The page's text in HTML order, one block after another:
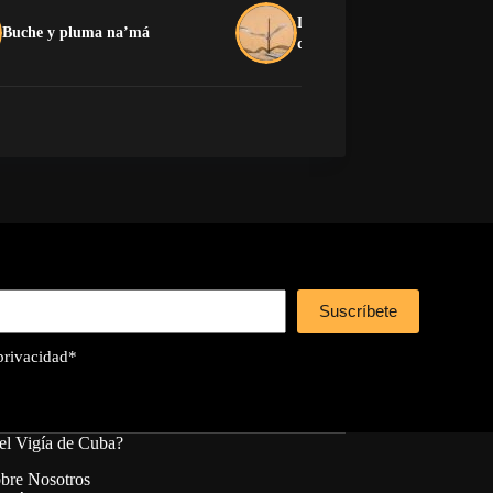
Buche y pluma na’má
La crítica que no devora: el
dilema de la oposición
Suscríbete
*
Vigía de Cuba?
Nosotros